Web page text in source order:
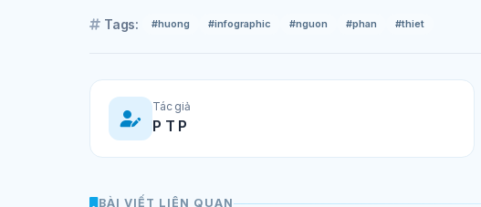
Tags: #huong #infographic #nguon #phan #thiet
Tác giả
P T P
BÀI VIẾT LIÊN QUAN